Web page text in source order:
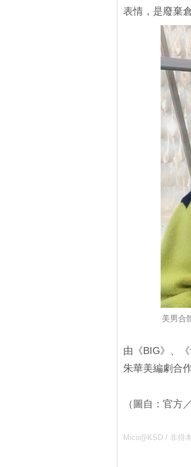
表情，是廢棄
美男合
由《BIG》、
朱華美編劇合
（圖自：官方
Mico@KSD / 非得